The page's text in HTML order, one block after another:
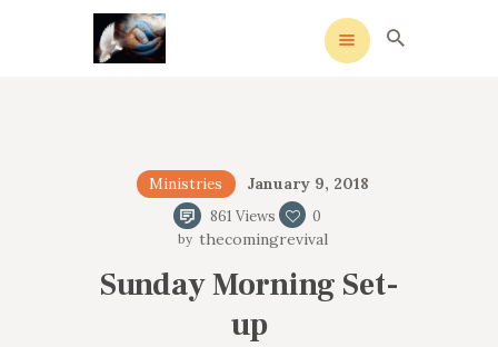
Ministries January 9, 2018
861 Views 0
thecomingrevival
Sunday Morning Set-
up
HOME
MEANING
OVERVIEW OF REVIVALS
HISTORY OF HYMNS
MISSIONARIES